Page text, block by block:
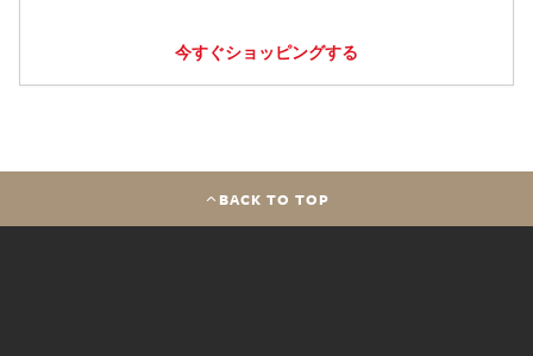
今すぐショッピングする
BACK TO TOP